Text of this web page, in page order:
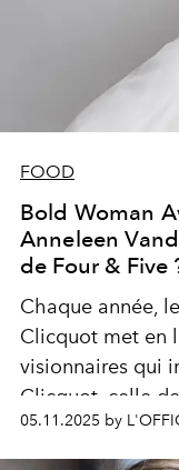
FOOD
Bold Woman
Anneleen
de Four & Five
Chaque année,
Clicquot met en
visionnaires qui
Clicquot, celle
plus fort. Cette
l’une des six
05.11.2025 by